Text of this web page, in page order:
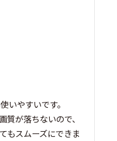
いやすいです。
質が落ちないので、
もスムーズにできま